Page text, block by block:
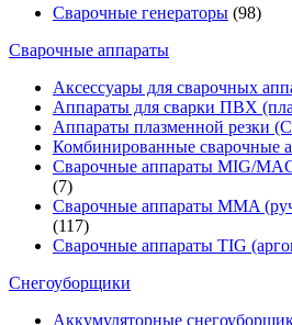
Сварочные генераторы (98)
Сварочные аппараты
Аксессуары для сварочных
Аппараты для сварки ПВХ
Аппараты плазменной резки
Комбинированные сварочные
Сварочные аппараты MIG/
(7)
Сварочные аппараты MMA
(117)
Сварочные аппараты TIG
Снегоуборщики
Аккумуляторные